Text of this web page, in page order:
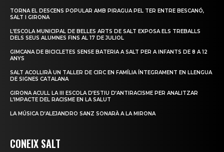
TORNA EL DESCENS POPULAR AMB PIRAGUA PEL TER ENTRE BESCANÓ,
SALT I GIRONA
L’ESCOLA MUNICIPAL DE BELLES ARTS DE SALT EXPOSA ELS TREBALLS
DELS SEUS ALUMNES FINS AL 17 DE JULIOL
GIMCANA DE BICICLETES SENSE BATERIA A SALT PER A INFANTS DE 8 A 12
ANYS
SALT ACOLLIRÀ UN TALLER DE CIRC EN FAMÍLIA ÍNTEGRAMENT EN LLENGUA
DE SIGNES CATALANA
GIRONA ACULL LA III ESCOLA D’ESTIU D’ANTIRACISME PER ANALITZAR
L’IMPACTE DEL RACISME EN LA SALUT
LA MÚSICA D’ALEJANDRO SANZ SONARÀ A LA MIRONA
CONEIX SALT